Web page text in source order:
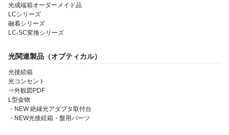
光成端箱オーダーメイド品
LCシリーズ
融着シリーズ
LC-SC変換シリーズ
光関連製品（オプティカル）
光接続箱
光コンセント
⇒外観図PDF
L型金物
・NEW 絶縁光アダプタ取付台
・NEW光接続箱・盤用パーツ